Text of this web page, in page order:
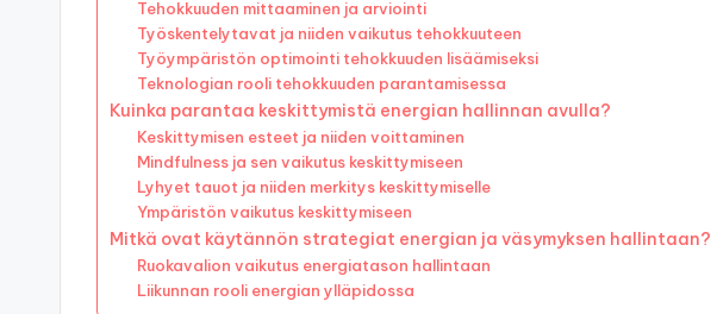
Tehokkuuden mittaaminen ja arviointi
Työskentelytavat ja niiden vaikutus tehokkuuteen
Työympäristön optimointi tehokkuuden lisäämiseksi
Teknologian rooli tehokkuuden parantamisessa
Kuinka parantaa keskittymistä energian hallinnan avulla?
Keskittymisen esteet ja niiden voittaminen
Mindfulness ja sen vaikutus keskittymiseen
Lyhyet tauot ja niiden merkitys keskittymiselle
Ympäristön vaikutus keskittymiseen
Mitkä ovat käytännön strategiat energian ja väsymyksen hallintaan?
Ruokavalion vaikutus energiatason hallintaan
Liikunnan rooli energian ylläpidossa